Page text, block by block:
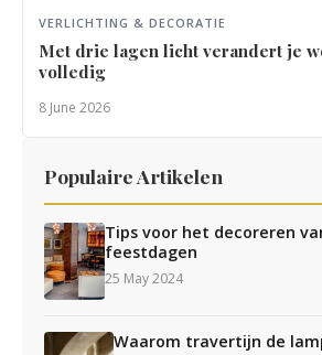
VERLICHTING & DECORATIE
Met drie lagen licht verandert je
volledig
8 June 2026
Populaire Artikelen
Tips voor het decoreren
feestdagen
25 May 2024
Waarom travertijn de